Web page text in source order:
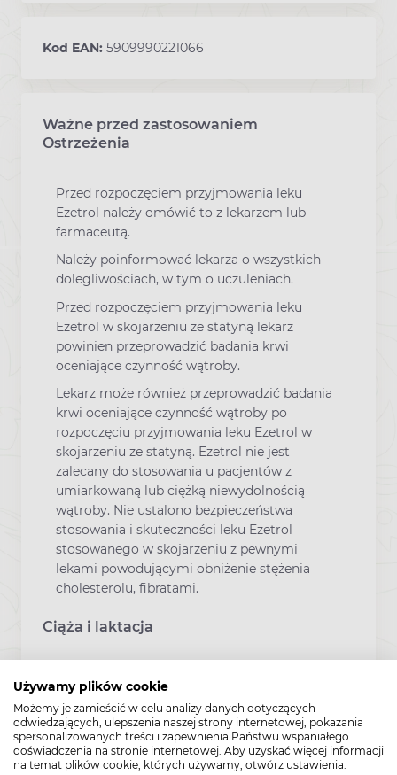
Używamy plików cookie
Możemy je zamieścić w celu analizy danych dotyczących
odwiedzających, ulepszenia naszej strony internetowej, pokazania
spersonalizowanych treści i zapewnienia Państwu wspaniałego
doświadczenia na stronie internetowej. Aby uzyskać więcej informacji
na temat plików cookie, których używamy, otwórz ustawienia.
Kod EAN: 5909990221066
Ważne przed zastosowaniem
Ostrzeżenia
Przed rozpoczęciem przyjmowania leku
Ezetrol należy omówić to z lekarzem lub
farmaceutą.
Należy poinformować lekarza o wszystkich
dolegliwościach, w tym o uczuleniach.
Przed rozpoczęciem przyjmowania leku
Ezetrol w skojarzeniu ze statyną lekarz
powinien przeprowadzić badania krwi
oceniające czynność wątroby.
Lekarz może również przeprowadzić badania
krwi oceniające czynność wątroby po
rozpoczęciu przyjmowania leku Ezetrol w
skojarzeniu ze statyną. Ezetrol nie jest
zalecany do stosowania u pacjentów z
umiarkowaną lub ciężką niewydolnością
wątroby. Nie ustalono bezpieczeństwa
stosowania i skuteczności leku Ezetrol
stosowanego w skojarzeniu z pewnymi
lekami powodującymi obniżenie stężenia
cholesterolu, fibratami.
Ciąża i laktacja
Nie należy przyjmować leku Ezetrol w
skojarzeniu ze statyną, jeśli pacjentka jest w
ciąży, zamierza zajść w ciążę lub przypuszcza,
że może być w ciąży. Jeżeli pacjentka zajdzie
w ciążę w trakcie przyjmowania leku Ezetrol